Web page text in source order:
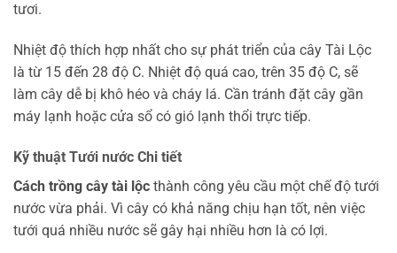
tươi.
Nhiệt độ thích hợp nhất cho sự phát triển của cây Tài Lộc
là từ 15 đến 28 độ C. Nhiệt độ quá cao, trên 35 độ C, sẽ
làm cây dễ bị khô héo và cháy lá. Cần tránh đặt cây gần
máy lạnh hoặc cửa sổ có gió lạnh thổi trực tiếp.
Kỹ thuật Tưới nước Chi tiết
Cách trồng cây tài lộc thành công yêu cầu một chế độ tưới
nước vừa phải. Vì cây có khả năng chịu hạn tốt, nên việc
tưới quá nhiều nước sẽ gây hại nhiều hơn là có lợi.